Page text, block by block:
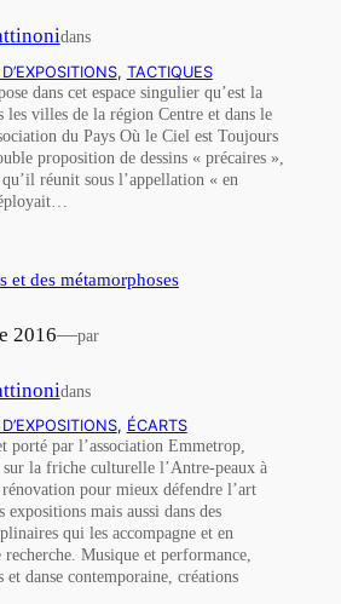
dans
, TACTIQUES
dans cet espace singulier qu’est la
les villes de la région Centre et dans le
du Pays Où le Ciel est Toujours
proposition de dessins « précaires »,
réunit sous l’appellation « en
et des métamorphoses
2016—par
dans
, ÉCARTS
porté par l’association Emmetrop,
la friche culturelle l’Antre-peaux à
pour mieux défendre l’art
expositions mais aussi dans des
qui les accompagne et en
Musique et performance,
et danse contemporaine, créations